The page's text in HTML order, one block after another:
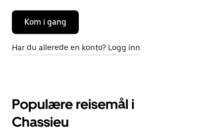
Kom i gang
Har du allerede en konto? Logg inn
Populære reisemål i
Chassieu